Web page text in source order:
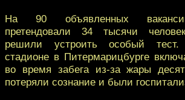
На 90 объявленных
претендовали 34 тысячи
решили устроить особый
стадионе в Питермарицбурге
во время забега из-за жары
потеряли сознание и были